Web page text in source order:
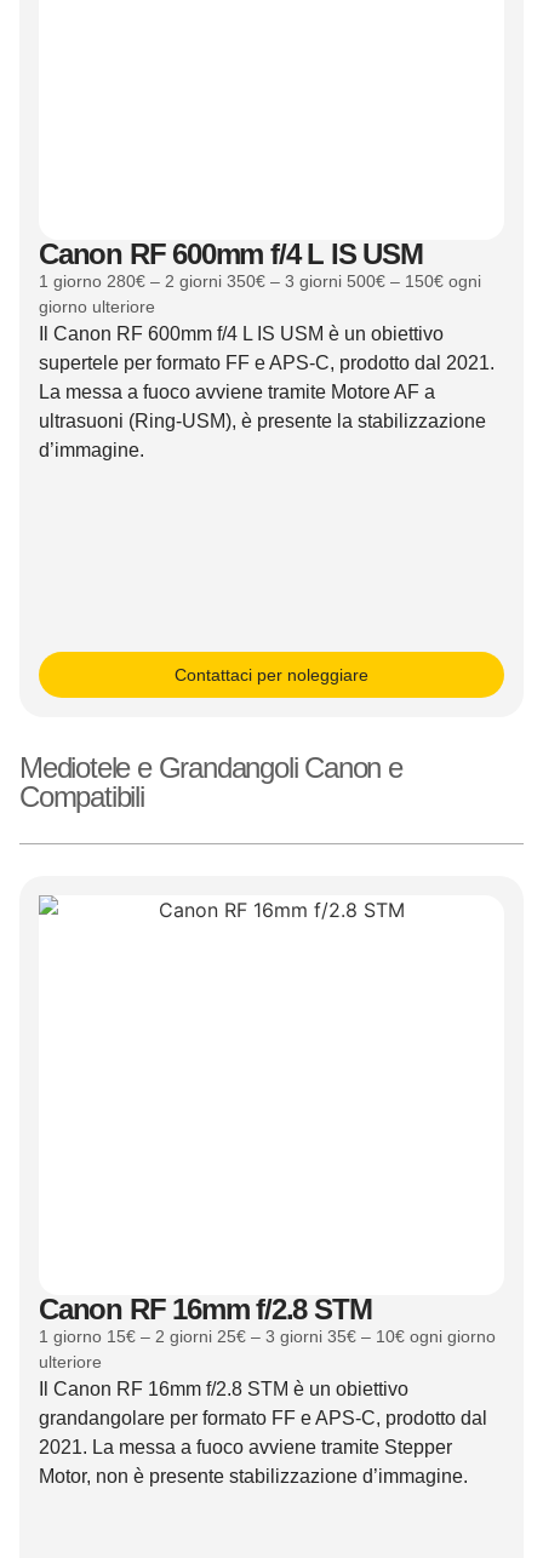
Canon RF 600mm f/4 L IS USM
1 giorno 280€ – 2 giorni 350€ – 3 giorni 500€ – 150€ ogni
giorno ulteriore
Il Canon RF 600mm f/4 L IS USM è un obiettivo
supertele per formato FF e APS-C, prodotto dal 2021.
La messa a fuoco avviene tramite Motore AF a
ultrasuoni (Ring-USM), è presente la stabilizzazione
d’immagine.
Contattaci per noleggiare
Mediotele e Grandangoli Canon e
Compatibili
Canon RF 16mm f/2.8 STM
1 giorno 15€ – 2 giorni 25€ – 3 giorni 35€ – 10€ ogni giorno
ulteriore
Il Canon RF 16mm f/2.8 STM è un obiettivo
grandangolare per formato FF e APS-C, prodotto dal
2021. La messa a fuoco avviene tramite Stepper
Motor, non è presente stabilizzazione d’immagine.